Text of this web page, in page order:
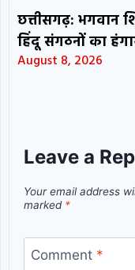
छत्तीसगढ़: भगवान
हिंदू संगठनों का
August 8, 2026
Leave a
Your email address
marked *
Comment *